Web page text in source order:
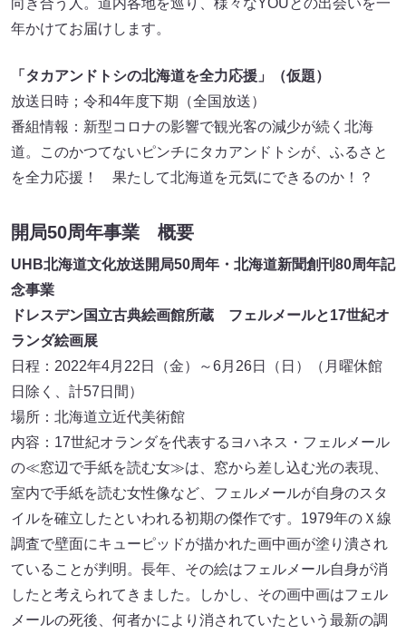
向き合う人。道内各地を巡り、様々なYOUとの出会いを一
年かけてお届けします。
「タカアンドトシの北海道を全力応援」（仮題）
放送日時；令和4年度下期（全国放送）
番組情報：新型コロナの影響で観光客の減少が続く北海
道。このかつてないピンチにタカアンドトシが、ふるさと
を全力応援！ 果たして北海道を元気にできるのか！？
開局50周年事業 概要
UHB北海道文化放送開局50周年・北海道新聞創刊80周年記
念事業
ドレスデン国立古典絵画館所蔵 フェルメールと17世紀オ
ランダ絵画展
日程：2022年4月22日（金）～6月26日（日）（月曜休館
日除く、計57日間）
場所：北海道立近代美術館
内容：17世紀オランダを代表するヨハネス・フェルメール
の≪窓辺で手紙を読む女≫は、窓から差し込む光の表現、
室内で手紙を読む女性像など、フェルメールが自身のスタ
イルを確立したといわれる初期の傑作です。1979年のＸ線
調査で壁面にキューピッドが描かれた画中画が塗り潰され
ていることが判明。長年、その絵はフェルメール自身が消
したと考えられてきました。しかし、その画中画はフェル
メールの死後、何者かにより消されていたという最新の調